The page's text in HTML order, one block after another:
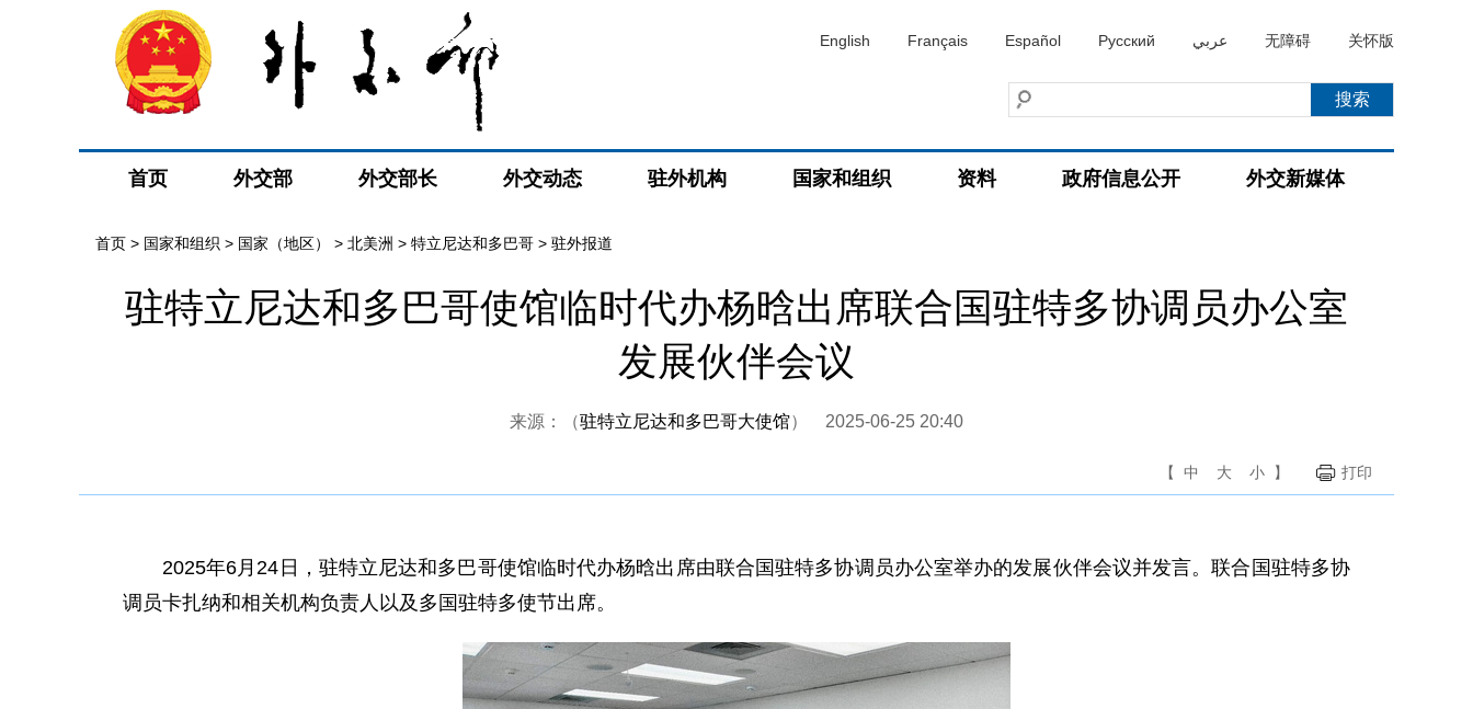
English Français Español Русский عربي 无障碍 关怀版
首页 外交部 外交部长 外交动态 驻外机构 国家和组织 资料 政府信息公开 外交新媒体
首页 > 国家和组织 > 国家（地区） > 北美洲 > 特立尼达和多巴哥 > 驻外报道
驻特立尼达和多巴哥使馆临时代办杨晗出席联合国驻特多协调员办公室
发展伙伴会议
来源：（驻特立尼达和多巴哥大使馆） 2025-06-25 20:40
【 中 大 小 】 打印
2025年6月24日，驻特立尼达和多巴哥使馆临时代办杨晗出席由联合国驻特多协调员办公室举办的发展伙伴会议并发言。联合国驻特多协
调员卡扎纳和相关机构负责人以及多国驻特多使节出席。